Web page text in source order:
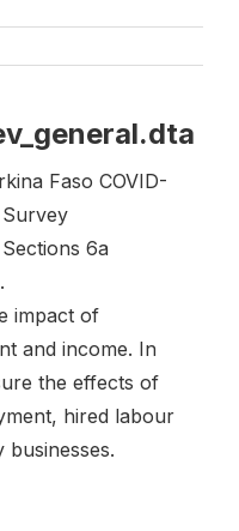
Faso COVID-
6a
impact of
and income. In
the effects of
hired labour